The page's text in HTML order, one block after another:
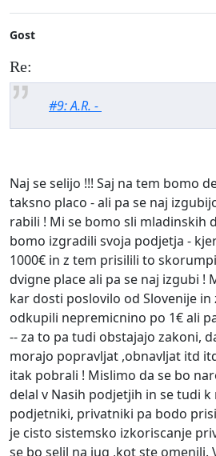
Gost
Re:
#9: A.R. -
Naj se selijo !!! Saj na tem bomo
taksno placo - ali pa se naj
rabili ! Mi se bomo sli mladinskih
bomo izgradili svoja podjetja -
1000€ in z tem prisilili to
dvigne place ali pa se naj izgubi !
kar dosti poslovilo od Slovenije in
odkupili nepremicnino po 1€ ali
-- za to pa tudi obstajajo zakoni,
morajo popravljat ,obnavljat itd
itak pobrali ! Mislimo da se bo
delal v Nasih podjetjih in se tudi k
podjetniki, privatniki pa bodo
je cisto sistemsko izkoriscanje
se bo selil na jug ,kot ste omenili.